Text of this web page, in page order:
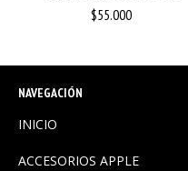
$55.000
NAVEGACIÓN
INICIO
ACCESORIOS APPLE